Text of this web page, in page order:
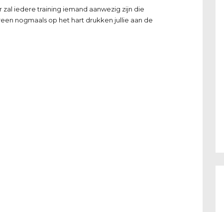
iedere training iemand aanwezig zijn die
nogmaals op het hart drukken jullie aan de